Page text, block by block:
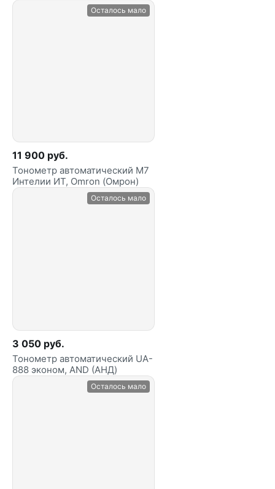
Осталось мало
11 900 руб.
Тонометр автоматический М7
Интелии ИТ, Omron (Омрон)
Осталось мало
3 050 руб.
Тонометр автоматический UA-
888 эконом, AND (АНД)
Осталось мало